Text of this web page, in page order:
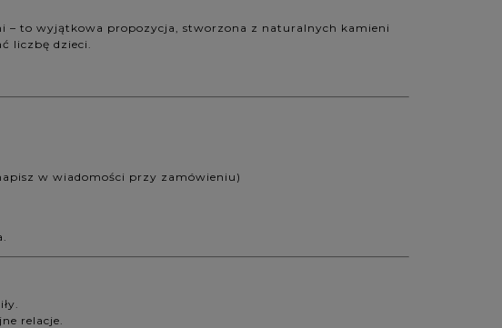
– to wyjątkowa propozycja, stworzona z naturalnych kamieni
liczbę dzieci.
w wiadomości przy zamówieniu)
relacje.